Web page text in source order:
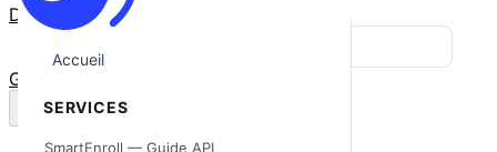
Docs
GitHub
Accueil
SERVICES
SmartEnroll — Guide API